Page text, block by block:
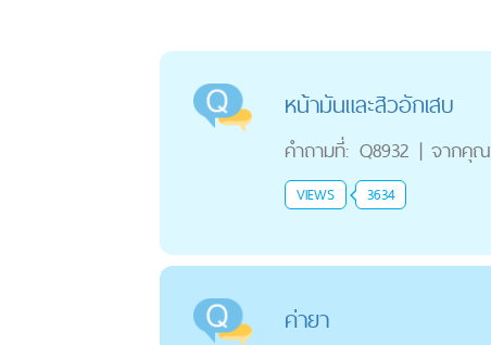
หน้ามันและสิวอักเสบ
คำถามที่: Q8932 | จากคุณ
VIEWS 3634
ค่ายา